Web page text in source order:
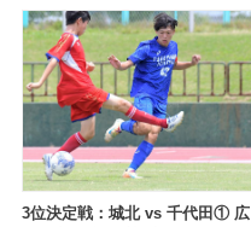
3位決定戦：城北 vs 千代田① 広